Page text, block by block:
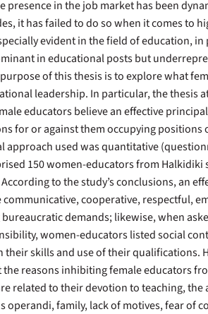
presence in the job market has been
it has failed to do so when it comes to
evident in the field of education, in
in educational posts but
of this thesis is to explore what
leadership. In particular, the thesis
educators believe an effective
for or against them occupying positions
approach used was quantitative
150 women-educators from Halkidiki
to the study’s conclusions, an
cooperative, respectful,
demands; likewise, when
women-educators listed social
their skills and use of their qualifications.
reasons inhibiting female educators
related to their devotion to teaching, the
operandi, family, lack of motives, fear of